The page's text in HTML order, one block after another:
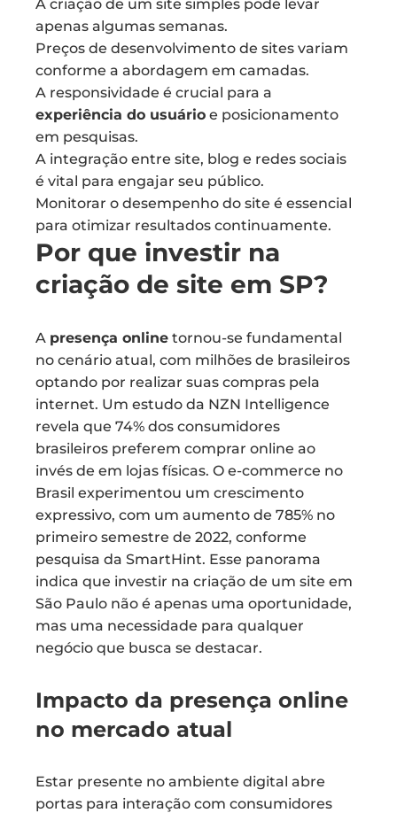
A criação de um site simples pode levar
apenas algumas semanas.
Preços de desenvolvimento de sites variam
conforme a abordagem em camadas.
A responsividade é crucial para a
experiência do usuário e posicionamento
em pesquisas.
A integração entre site, blog e redes sociais
é vital para engajar seu público.
Monitorar o desempenho do site é essencial
para otimizar resultados continuamente.
Por que investir na
criação de site em SP?
A presença online tornou-se fundamental
no cenário atual, com milhões de brasileiros
optando por realizar suas compras pela
internet. Um estudo da NZN Intelligence
revela que 74% dos consumidores
brasileiros preferem comprar online ao
invés de em lojas físicas. O e-commerce no
Brasil experimentou um crescimento
expressivo, com um aumento de 785% no
primeiro semestre de 2022, conforme
pesquisa da SmartHint. Esse panorama
indica que investir na criação de um site em
São Paulo não é apenas uma oportunidade,
mas uma necessidade para qualquer
negócio que busca se destacar.
Impacto da presença online
no mercado atual
Estar presente no ambiente digital abre
portas para interação com consumidores